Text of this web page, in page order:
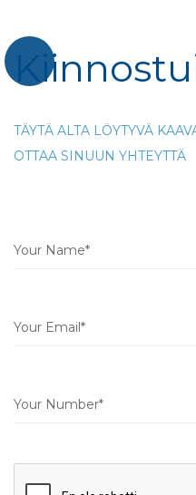
TÄYTÄ ALTA LÖYTYVÄ
OTTAA SINUUN YHTEYTTÄ